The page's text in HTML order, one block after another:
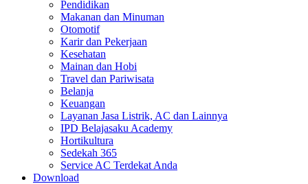
Pendidikan
Makanan dan Minuman
Otomotif
Karir dan Pekerjaan
Kesehatan
Mainan dan Hobi
Travel dan Pariwisata
Belanja
Keuangan
Layanan Jasa Listrik, AC dan Lainnya
IPD Belajasaku Academy
Hortikultura
Sedekah 365
Service AC Terdekat Anda
Download